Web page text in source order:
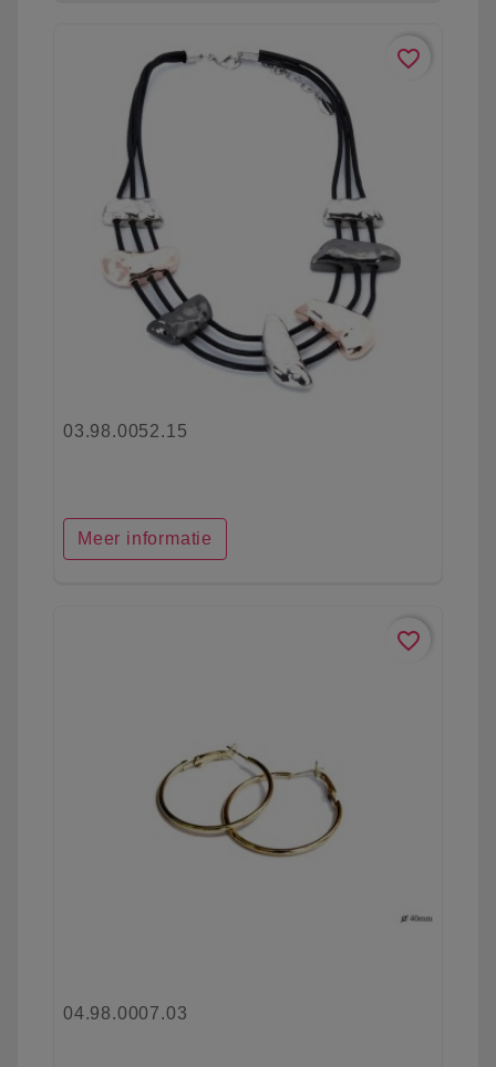
favorite_border
03.98.0052.15
Meer informatie
favorite_border
04.98.0007.03